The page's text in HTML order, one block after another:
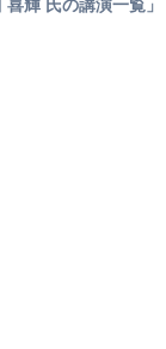
喜輝 氏の講演一覧